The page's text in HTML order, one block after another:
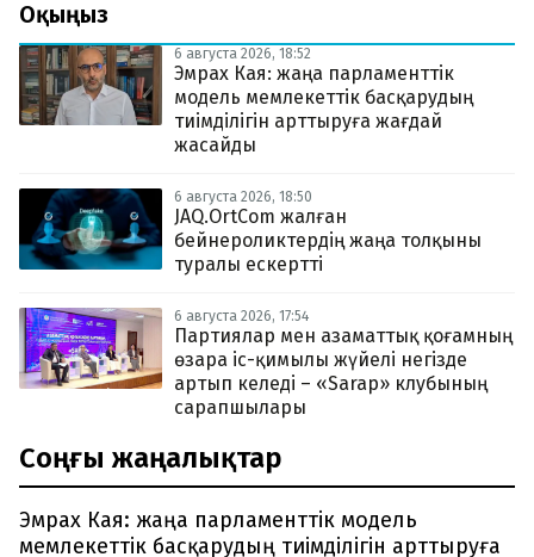
Оқыңыз
6 августа 2026, 18:52
Эмрах Кая: жаңа парламенттік
модель мемлекеттік басқарудың
тиімділігін арттыруға жағдай
жасайды
6 августа 2026, 18:50
JAQ.OrtCom жалған
бейнероликтердің жаңа толқыны
туралы ескертті
6 августа 2026, 17:54
Партиялар мен азаматтық қоғамның
өзара іс-қимылы жүйелі негізде
артып келеді – «Sarap» клубының
сарапшылары
Соңғы жаңалықтар
Эмрах Кая: жаңа парламенттік модель
мемлекеттік басқарудың тиімділігін арттыруға